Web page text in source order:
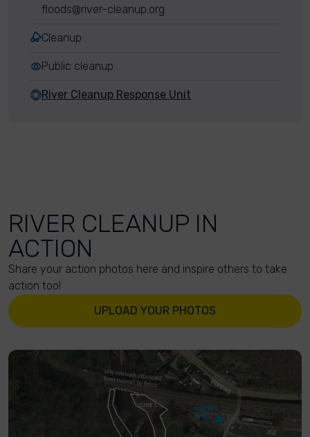
floods@river-cleanup.org
Cleanup
Public cleanup
River Cleanup Response Unit
RIVER CLEANUP IN
ACTION
Share your action photos here and inspire others to take
action too!
UPLOAD YOUR PHOTOS